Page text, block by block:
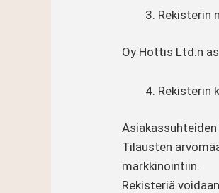
Rekisterin
Oy Hottis Ltd:n
Rekisterin
Tilausten
markkinointiin.
Rekisteriä